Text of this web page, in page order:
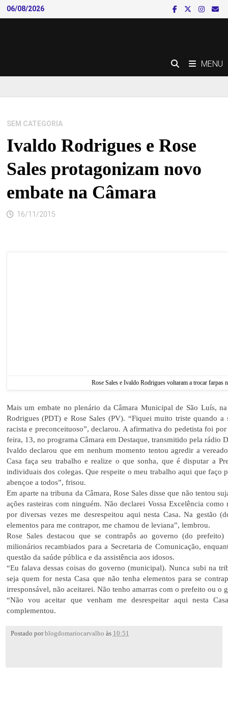
Skip
to
06/08/2026
MENU
SEM CATEGORIA
Ivaldo Rodrigues e Rose
Sales protagonizam novo
embate na Câmara
16/11/2015
Rose Sales e Ivaldo Rodrigues voltaram a trocar farpas
Mais um embate no plenário da Câmara Municipal de São Luís,
Rodrigues (PDT) e Rose Sales (PV). “Fiquei muito triste quando
racista e preconceituoso”, declarou. A afirmativa do pedetista foi
feira, 13, no programa Câmara em Destaque, transmitido pela rádio
Ivaldo declarou que em nenhum momento tentou agredir a
Casa faça seu trabalho e realize o que sonha, que é disputar a
individuais dos colegas. Que respeite o meu trabalho aqui que faço
abençoe a todos”, frisou.
Em aparte na tribuna da Câmara, Rose Sales disse que não tentou
ações rasteiras com ninguém. Não declarei Vossa Excelência
por diversas vezes me desrespeitou aqui nesta Casa. Na gestão
elementos para me contrapor, me chamou de leviana”, lembrou.
Rose Sales destacou que se contrapôs ao governo (do
milionários recambiados para a Secretaria de Comunicação,
questão da saúde pública e da assistência aos idosos.
“Eu falava dessas coisas do governo (municipal). Nunca subi na
seja quem for nesta Casa que não tenha elementos para se
irresponsável, não aceitarei. Não tenho amarras com o prefeito ou
“Não vou aceitar que venham me desrespeitar aqui nesta
complementou.
Postado porblogdomariocarvalho às 10:51